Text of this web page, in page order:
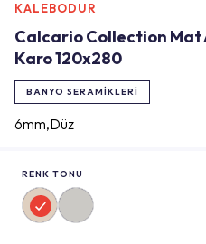
KALEBODUR
Calcario Collection Mat
Karo 120x280
BANYO SERAMIKLERI
6mm,Düz
RENK TONU